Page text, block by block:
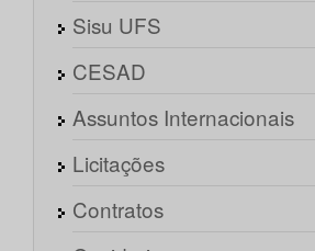
Sisu UFS
CESAD
Assuntos Internacionais
Licitações
Contratos